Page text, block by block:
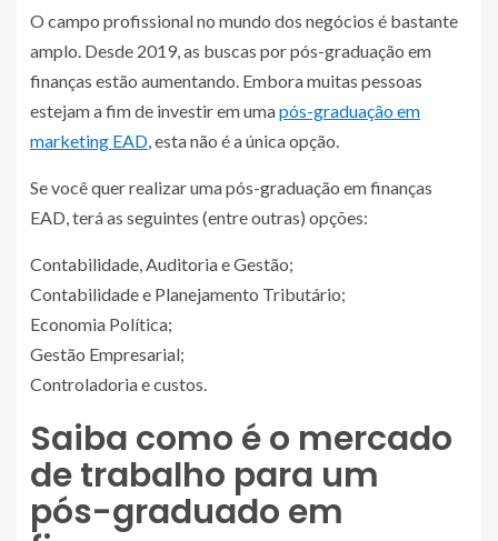
O campo profissional no mundo dos negócios é bastante
amplo. Desde 2019, as buscas por pós-graduação em
finanças estão aumentando. Embora muitas pessoas
estejam a fim de investir em umapós-graduação em
marketing EAD , esta não é a única opção.
Se você quer realizar uma pós-graduação em finanças
EAD, terá as seguintes (entre outras) opções:
Contabilidade, Auditoria e Gestão;
Contabilidade e Planejamento Tributário;
Economia Política;
Gestão Empresarial;
Controladoria e custos.
Saiba como é o mercado
de trabalho para um
pós-graduado em